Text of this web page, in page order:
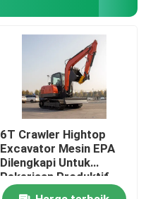
6T Crawler Hightop
Excavator Mesin EPA
Dilengkapi Untuk
Pekerjaan Produktif